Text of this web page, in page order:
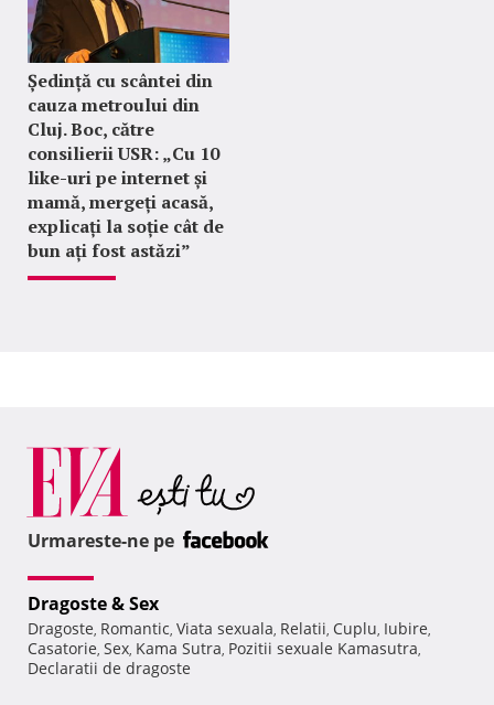
Ședință cu scântei din
cauza metroului din
Cluj. Boc, către
consilierii USR: „Cu 10
like-uri pe internet și
mamă, mergeți acasă,
explicați la soție cât de
bun ați fost astăzi”
Urmareste-ne pe
Dragoste & Sex
Dragoste, Romantic, Viata sexuala, Relatii, Cuplu, Iubire,
Casatorie, Sex, Kama Sutra, Pozitii sexuale Kamasutra,
Declaratii de dragoste